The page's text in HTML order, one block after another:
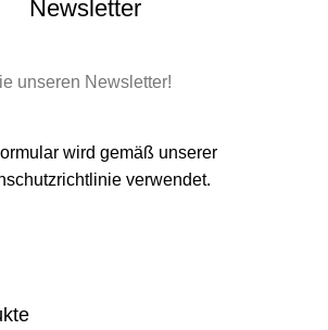
Newsletter
unseren Newsletter!
wird gemäß unserer
verwendet.